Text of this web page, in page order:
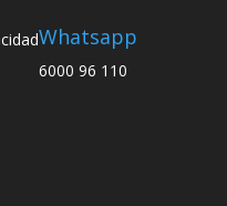
Whatsapp
6000 96 110